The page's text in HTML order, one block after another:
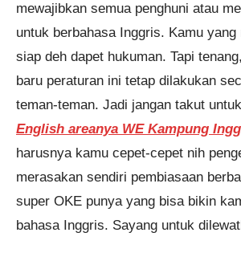
mewajibkan semua penghuni atau
untuk berbahasa Inggris. Kamu yang
siap deh dapet hukuman. Tapi
baru peraturan ini tetap dilakukan
teman-teman. Jadi jangan takut
English areanya WE Kampung
harusnya kamu cepet-cepet nih
merasakan sendiri pembiasaan
super OKE punya yang bisa bikin
bahasa Inggris. Sayang untuk